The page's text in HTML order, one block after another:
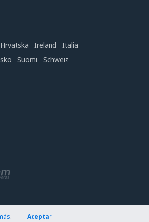
Hrvatska Ireland
Italia
Suomi
Schweiz
. Aceptar